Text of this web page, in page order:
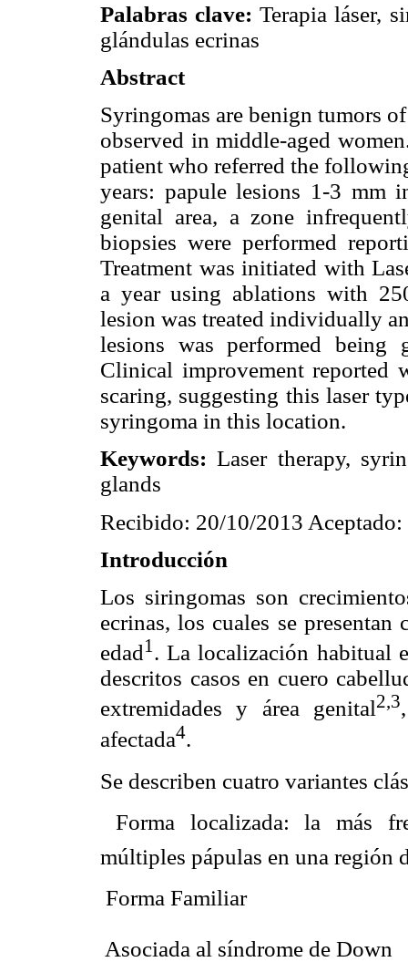
Palabras clave: Terapia láser,
glándulas ecrinas
Abstract
Syringomas are benign tumors
observed in middle-aged
patient who referred the
years: papule lesions 1-3 mm
genital area, a zone
biopsies were performed
Treatment was initiated with
a year using ablations with
lesion was treated individually
lesions was performed being
Clinical improvement reported
scaring, suggesting this laser
syringoma in this location.
Keywords: Laser therapy,
glands
Recibido: 20/10/2013
Introducción
Los siringomas son
ecrinas, los cuales se presentan
edad1 . La localización habitual
descritos casos en cuero
extremidades y área genital2,3
afectada4.
Se describen cuatro variantes
 Forma localizada: la más
múltiples pápulas en una región
 Forma Familiar
 Asociada al síndrome de Down